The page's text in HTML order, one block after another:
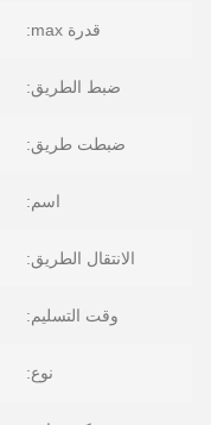
قدرة max:
ضبط الطريق:
ضبطت طريق:
اسم:
الانتقال الطريق:
وقت التسليم:
نوع: